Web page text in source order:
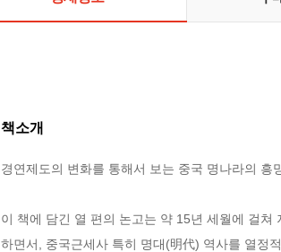
책소개
경연제도의 변화를 통해서 보는 중국 명나라의 흥
이 책에 담긴 열 편의 논고는 약 15년 세월에 걸
하면서, 중국근세사 특히 명대(明代) 역사를 열정